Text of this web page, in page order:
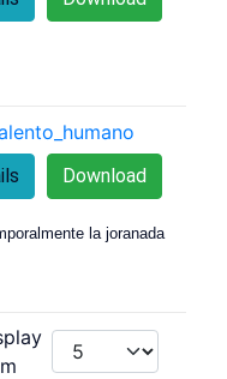
Download
la joranada